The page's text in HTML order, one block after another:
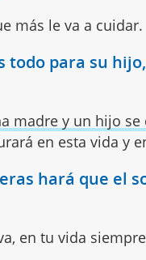
más le va a cuidar.
todo para su
madre y un hijo se
en esta vida y
hará que el
en tu vida